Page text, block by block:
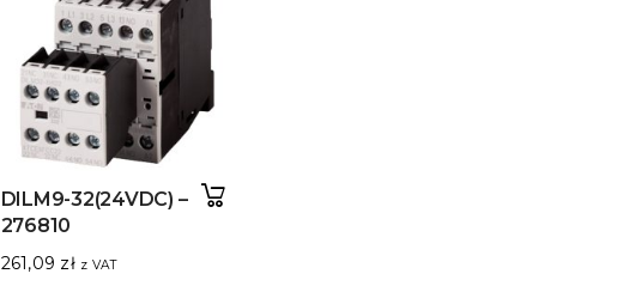
DILM9-32(24VDC) –
276810
261,09 zł z VAT